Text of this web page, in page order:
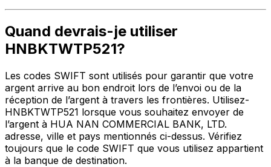
Quand devrais-je utiliser
HNBKTWTP521?
Les codes SWIFT sont utilisés pour garantir que votre
argent arrive au bon endroit lors de l’envoi ou de la
réception de l’argent à travers les frontières. Utilisez-
HNBKTWTP521 lorsque vous souhaitez envoyer de
l’argent à HUA NAN COMMERCIAL BANK, LTD.
adresse, ville et pays mentionnés ci-dessus. Vérifiez
toujours que le code SWIFT que vous utilisez appartient
à la banque de destination.